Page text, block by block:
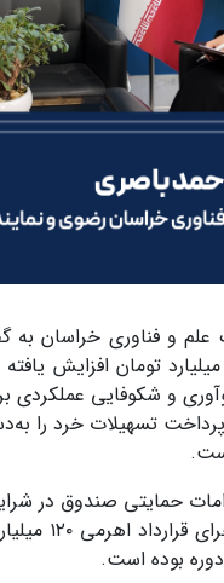
علم و فناوری خراسان
و شکوفایی عملکردی
تسهیلات خرد را
حمایتی صندوق در
امهال
بوده است.